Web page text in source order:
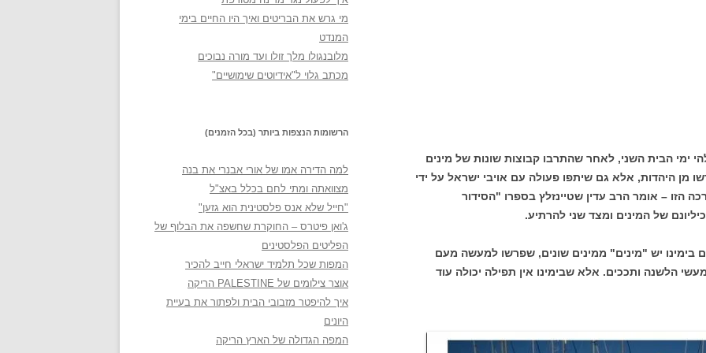
ימי הבית השני, לאחר שהתרבו קבוצות שונות של מינים
מן היהדות, אלא גם שיתפו פעולה עם אויבי ישראל על ידי
הזו – אומר הרב עדין שטיינזלץ בספרו "הסידור
של המינים ומצד שני להרתיע.
בימינו יש "מינים" ממינים שונים, שפרשו למעשה מעם
הלשנה ותככים. אלא שבימינו אין תפילה יכולה עוד
מי גרש את הבריטים ואיך היו החיים בימי
המנדט
מלובנגולו מלך זולו ועד מורה נבוכים
מכתב גלוי ל"אידיוטים שימושיים"
הרשומות הנצפות ביותר (בכל הזמנים)
למה הדירה אמו של אורי אבנרי את בנה
מצוואתה ומתי לחם בכלל באצ"ל
"חייל שלא אנס פלסטינית הוא גזען"
ג'ואן פיטרס – החוקרת שחשפה את הבלוף של
הפליטים הפלסטינים
המפות שכל תלמיד ישראלי חייב להכיר
אוצר צילומים של PALESTINE הריקה
איך להיפטר מזבובי הבית ולפתור את בעיית
היונים
המפה הגדולה של הארץ הריקה